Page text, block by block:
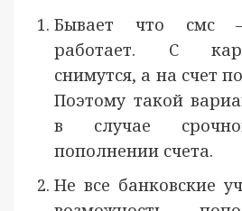
Бывает что смс
работает. С
снимутся, а на счет
Поэтому такой
в случае
пополнении счета.
Не все банковские